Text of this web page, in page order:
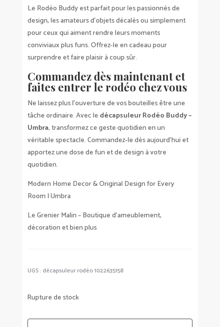
Le Rodéo Buddy est parfait pour les passionnés de
design, les amateurs d’objets décalés ou simplement
pour ceux qui aiment rendre leurs moments
conviviaux plus funs. Offrez-le en cadeau pour
surprendre et faire plaisir à coup sûr.
Commandez dès maintenant et
faites entrer le rodéo chez vous
Ne laissez plus l’ouverture de vos bouteilles être une
tâche ordinaire. Avec le décapsuleur Rodéo Buddy –
Umbra, transformez ce geste quotidien en un
véritable spectacle. Commandez-le dès aujourd’hui et
apportez une dose de fun et de design à votre
quotidien.
Modern Home Decor & Original Design for Every
Room | Umbra
Le Grenier Malin – Boutique d’ameublement,
décoration et bien plus
UGS : décapsuleur rodéo 1022635158
Rupture de stock